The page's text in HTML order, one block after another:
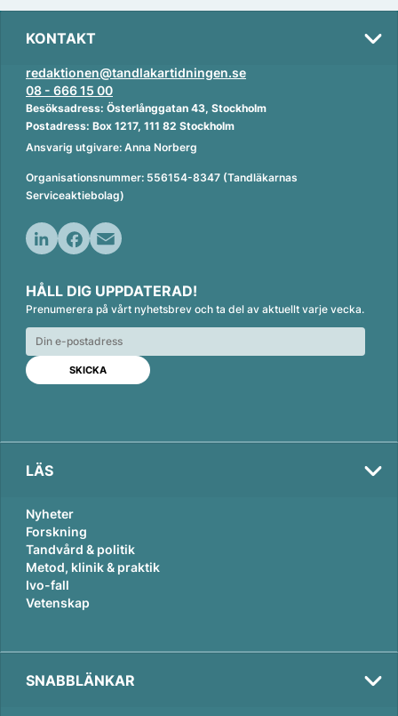
KONTAKT
redaktionen@tandlakartidningen.se
08 - 666 15 00
Besöksadress: Österlånggatan 43, Stockholm
Postadress: Box 1217, 111 82 Stockholm
Ansvarig utgivare: Anna Norberg
Organisationsnummer: 556154-8347 (Tandläkarnas
Serviceaktiebolag)
n
k
e
d
n
c
e
b
o
o
k
a
i
l
HÅLL DIG UPPDATERAD!
Prenumerera på vårt nyhetsbrev och ta del av aktuellt varje vecka.
LÄS
Nyheter
Forskning
Tandvård & politik
Metod, klinik & praktik
Ivo-fall
Vetenskap
SNABBLÄNKAR